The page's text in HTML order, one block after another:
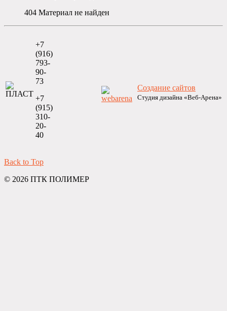
404 Материал не найден
+7
(916)
793-
90-
73
+7
(915)
310-
20-
40
Создание сайтов
Студия дизайна «Веб-Арена»
Back to Top
© 2026 ПТК ПОЛИМЕР